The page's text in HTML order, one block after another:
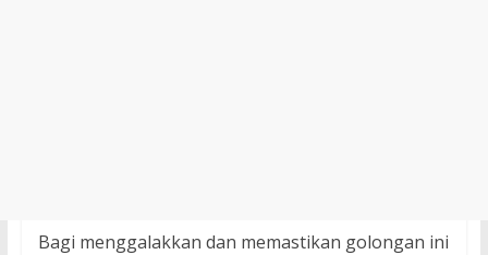
Bagi menggalakkan dan memastikan golongan ini